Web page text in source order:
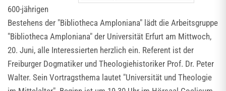
600-jährigen
Bestehens der "Bibliotheca Amploniana" lädt die Arbeitsgruppe
"Bibliotheca Amploniana" der Universität Erfurt am Mittwoch,
20. Juni, alle Interessierten herzlich ein. Referent ist der
Freiburger Dogmatiker und Theologiehistoriker Prof. Dr. Peter
Walter. Sein Vortragsthema lautet "Universität und Theologie